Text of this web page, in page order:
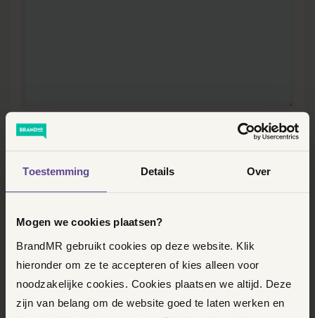
Toestemming Details Over
Mogen we cookies plaatsen?
BrandMR gebruikt cookies op deze website. Klik
hieronder om ze te accepteren of kies alleen voor
noodzakelijke cookies. Cookies plaatsen we altijd. Deze
zijn van belang om de website goed te laten werken en
bijvoorbeeld de aanleiding en heb je al stappen ondernomen?
Je hoeft niet alle details te vertellen, maar juist de grote